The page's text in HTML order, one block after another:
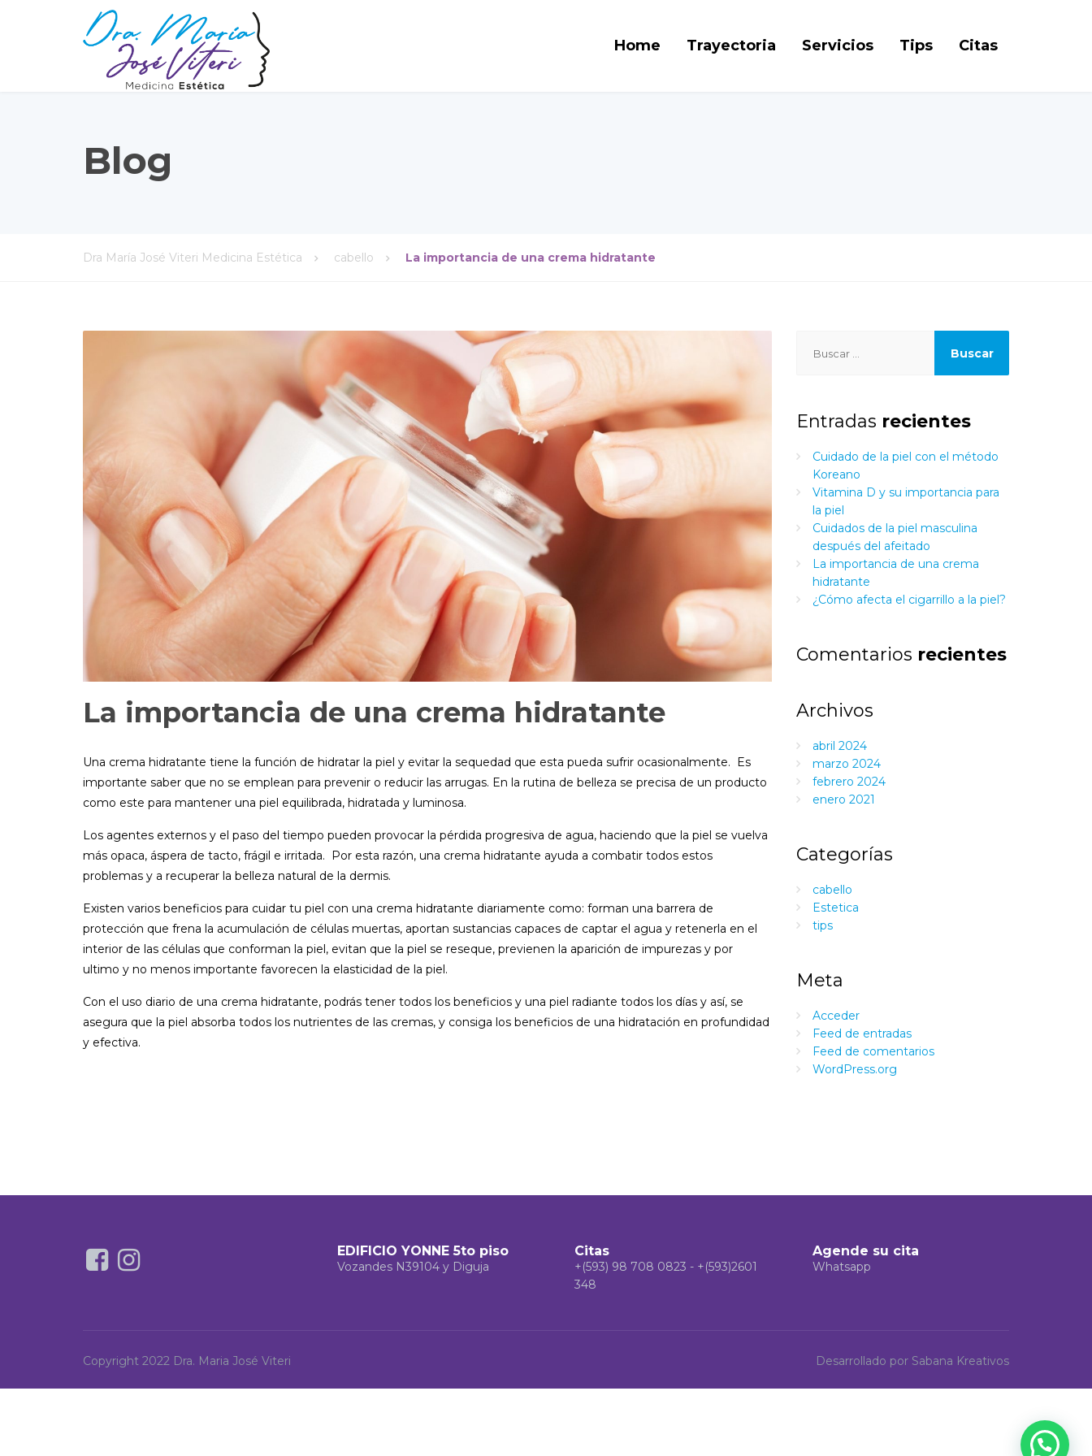
Home Trayectoria Servicios Tips Citas
Blog
Dra María José Viteri Medicina Estética cabello La importancia de una crema hidratante
La importancia de una crema hidratante
Una crema hidratante tiene la función de hidratar la piel y evitar la sequedad que esta pueda sufrir ocasionalmente. Es
importante saber que no se emplean para prevenir o reducir las arrugas. En la rutina de belleza se precisa de un producto
como este para mantener una piel equilibrada, hidratada y luminosa.
Los agentes externos y el paso del tiempo pueden provocar la pérdida progresiva de agua, haciendo que la piel se vuelva
más opaca, áspera de tacto, frágil e irritada. Por esta razón, una crema hidratante ayuda a combatir todos estos
problemas y a recuperar la belleza natural de la dermis.
Existen varios beneficios para cuidar tu piel con una crema hidratante diariamente como: forman una barrera de
protección que frena la acumulación de células muertas, aportan sustancias capaces de captar el agua y retenerla en el
interior de las células que conforman la piel, evitan que la piel se reseque, previenen la aparición de impurezas y por
ultimo y no menos importante favorecen la elasticidad de la piel.
Con el uso diario de una crema hidratante, podrás tener todos los beneficios y una piel radiante todos los días y así, se
asegura que la piel absorba todos los nutrientes de las cremas, y consiga los beneficios de una hidratación en profundidad
y efectiva.
Entradas recientes
Cuidado de la piel con el método
Koreano
Vitamina D y su importancia para
la piel
Cuidados de la piel masculina
después del afeitado
La importancia de una crema
hidratante
¿Cómo afecta el cigarrillo a la piel?
Comentarios recientes
Archivos
abril 2024
marzo 2024
febrero 2024
enero 2021
Categorías
cabello
Estetica
tips
Meta
Acceder
Feed de entradas
Feed de comentarios
WordPress.org
EDIFICIO YONNE 5to piso
Vozandes N39104 y Diguja
Citas
+(593) 98 708 0823 - +(593)2601
348
Agende su cita
Whatsapp
Copyright 2022 Dra. Maria José Viteri Desarrollado por Sabana Kreativos